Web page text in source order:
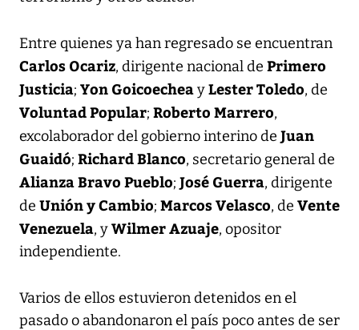
Entre quienes ya han regresado se encuentran
Carlos Ocariz, dirigente nacional de Primero
Justicia; Yon GoicoecheayLester Toledo, de
Voluntad Popular; Roberto Marrero,
excolaborador del gobierno interino de Juan
Guaidó; Richard Blanco, secretario general de
Alianza Bravo Pueblo; José Guerra, dirigente
de Unión y Cambio; Marcos Velasco, de Vente
Venezuela, yWilmer Azuaje, opositor
independiente.
Varios de ellos estuvieron detenidos en el
pasado o abandonaron el país poco antes de ser